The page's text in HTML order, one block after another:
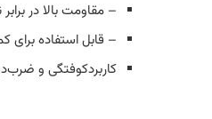
– مقاومت بالا در
– قابل استفاده
کاربردکوفتگی و